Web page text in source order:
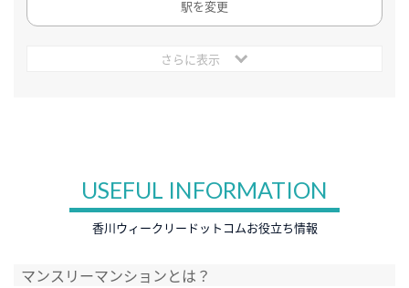
駅を変更
さらに表示
USEFUL INFORMATION
香川ウィークリードットコムお役立ち情報
マンスリーマンションとは？